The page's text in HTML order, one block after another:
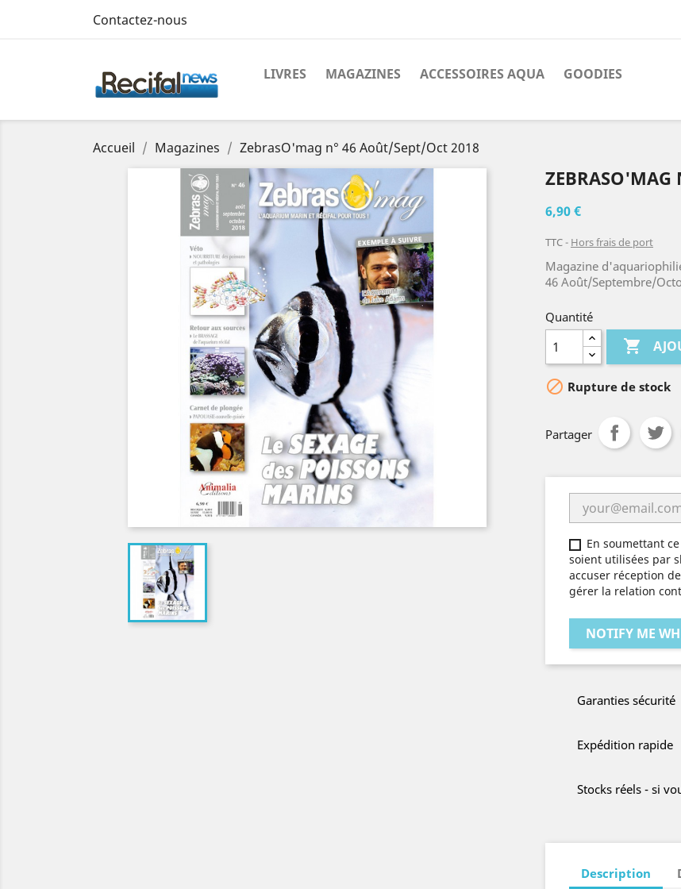
Contactez-nous
LIVRES MAGAZINES ACCESSOIRES AQUA GOODIES
Accueil Magazines ZebrasO'mag n° 46 Août/Sept/Oct 2018
ZEBRASO'MAG
6,90 €
TTC Hors frais de port
Magazine
46 Août/Septembre/
Quantité

 Rupture de stock
Partager
En soumettant
soient utilisées par
accuser réception
gérer la relation
NOTIFY ME
Garanties sécurité
Expédition rapide
Stocks réels - si
Description